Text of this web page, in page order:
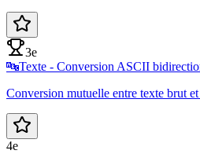
3e
🔤Texte - Conversion ASCII
Conversion mutuelle entre texte brut
4e